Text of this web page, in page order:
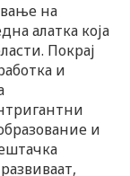
на
алатка која
Покрај
и
и